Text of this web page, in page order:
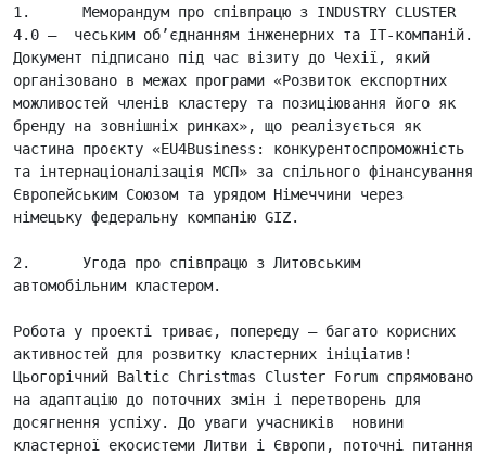
1.	Меморандум про співпрацю з INDUSTRY CLUSTER
4.0 –  чеським об’єднанням інженерних та ІТ-компаній.
Документ підписано під час візиту до Чехії, який
організовано в межах програми «Розвиток експортних
можливостей членів кластеру та позиціювання його як
бренду на зовнішніх ринках», що реалізується як
частина проєкту «EU4Business: конкурентоспроможність
та інтернаціоналізація МСП» за спільного фінансування
Європейським Союзом та урядом Німеччини через
німецьку федеральну компанію GIZ.
2.	Угода про співпрацю з Литовським
автомобільним кластером.
Робота у проекті триває, попереду – багато корисних
активностей для розвитку кластерних ініціатив!
Цьогорічний Baltic Christmas Cluster Forum спрямовано
на адаптацію до поточних змін і перетворень для
досягнення успіху. До уваги учасників  новини
кластерної екосистеми Литви і Європи, поточні питання